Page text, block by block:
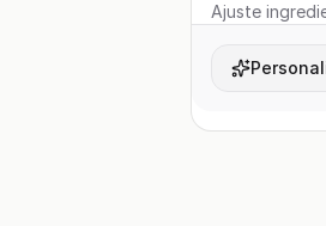
Ajuste